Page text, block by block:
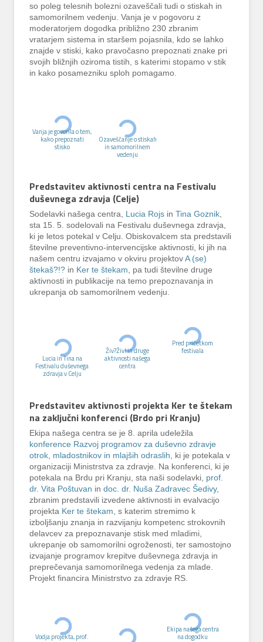
so poleg telesnih bolezni ozaveščali tudi o stiskah in
samomorilnem vedenju. Vanja je v pogovoru z
moderatorjem dogodka približno 230 zbranim
vratarjem sistema in staršem pojasnila, kdo se lahko
znajde v stiski, kako pravočasno prepoznati znake pri
svojih bližnjih oziroma tistih, s katerimi stopamo v stik
in kako posamezniku sploh pomagamo.
Vanja je govorila o tem,
kako prepoznati
stisko
Ozaveščanje o stiskah
in samomorilnem
vedenju
Predstavitev aktivnosti centra na Festivalu
duševnega zdravja (Celje)
Sodelavki našega centra, Lucia Rojs inTina Goznik,
sta 15. 5. sodelovali na Festivalu duševnega zdravja,
ki je letos potekal v Celju. Obiskovalcem sta predstavili
številne preventivno-intervencijske aktivnosti, ki jih na
našem centru izvajamo v okviru projektovA (se)
štekaš?!? in Ker te štekam, pa tudi številne druge
aktivnosti in publikacije na temo prepoznavanja in
ukrepanja ob samomorilnem vedenju.
Lucia in Tina na
Festivalu duševnega
zdravja v Celju
Živ?Živ! in druge
aktivnosti našega
centra
Pred pričetkom
festivala
Predstavitev aktivnosti projekta Ker te štekam
na zaključni konferenci (Brdo pri Kranju)
Ekipa našega centra se je 8. aprila udeležila
konference Razvoj programov za duševno zdravje
otrok, mladostnikov in mlajših odraslih, ki je potekala v
organizaciji Ministrstva za zdravje. Na konferenci, ki je
potekala na Brdu pri Kranju, sta naši sodelavki, prof.
dr. Vita Poštuvan indoc. dr. Nuša Zadravec Šedivy,
zbranim predstavili izvedene aktivnosti in evalvacijo
projekta Ker te štekam, s katerim stremimo k
izboljšanju znanja in razvijanju kompetenc strokovnih
delavcev za prepoznavanje stisk med mladimi,
ukrepanje ob samomorilni ogroženosti, ter samostojno
izvajanje programov krepitve duševnega zdravja in
preprečevanja samomorilnega vedenja za mlade.
Projekt financira Ministrstvo za zdravje RS.
Vodja projekta, prof.
Ekipa našega centra
na dogodku